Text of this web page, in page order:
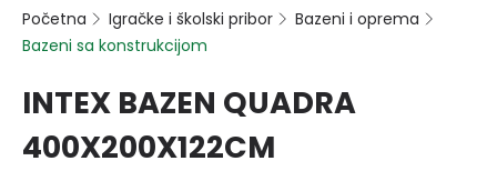
Početna Igračke i školski pribor
Bazeni i oprema
Bazeni sa konstrukcijom
INTEX BAZEN QUADRA
400X200X122CM